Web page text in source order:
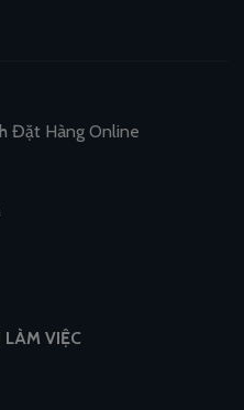
Đặt Hàng Online
VIỆC